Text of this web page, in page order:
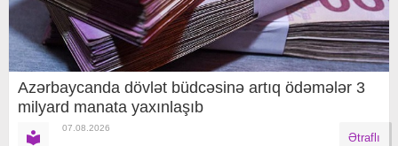
Azərbaycanda dövlət büdcəsinə artıq ödəmələr 3
milyard manata yaxınlaşıb
07.08.2026
Ətraflı